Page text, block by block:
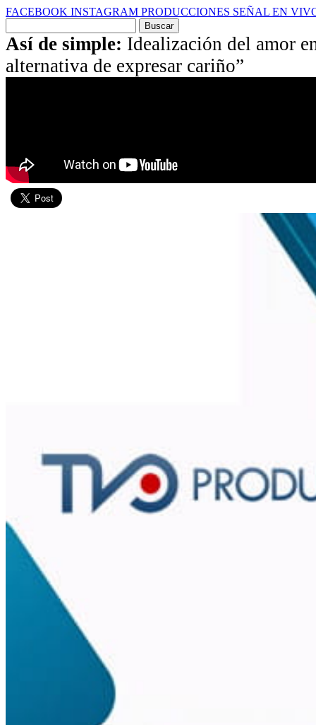
FACEBOOK INSTAGRAM PRODUCCIONES SEÑAL EN
por:
Así de simple: Idealización del amor
alternativa de expresar cariño”